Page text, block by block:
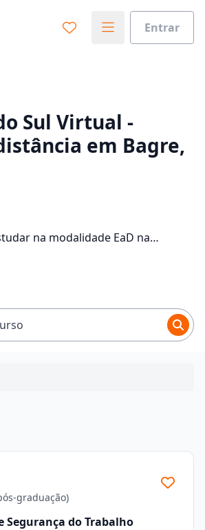
Entrar
ideal para seus estudos
Sul Virtual -
em Bagre,
na modalidade EaD na
graduação)
Segurança do Trabalho